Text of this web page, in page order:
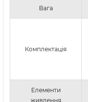
Вага
Комплектація
Елементи
живлення